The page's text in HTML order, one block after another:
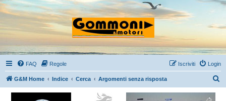
FAQ Regole Login
Iscriviti
G&M Home Indice Cerca Argomenti senza risposta